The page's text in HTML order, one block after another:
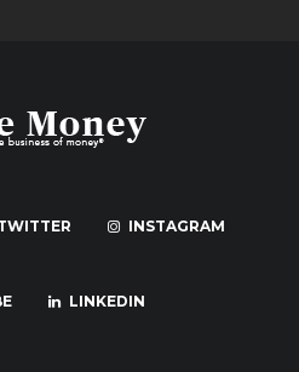
INSTAGRAM
LINKEDIN